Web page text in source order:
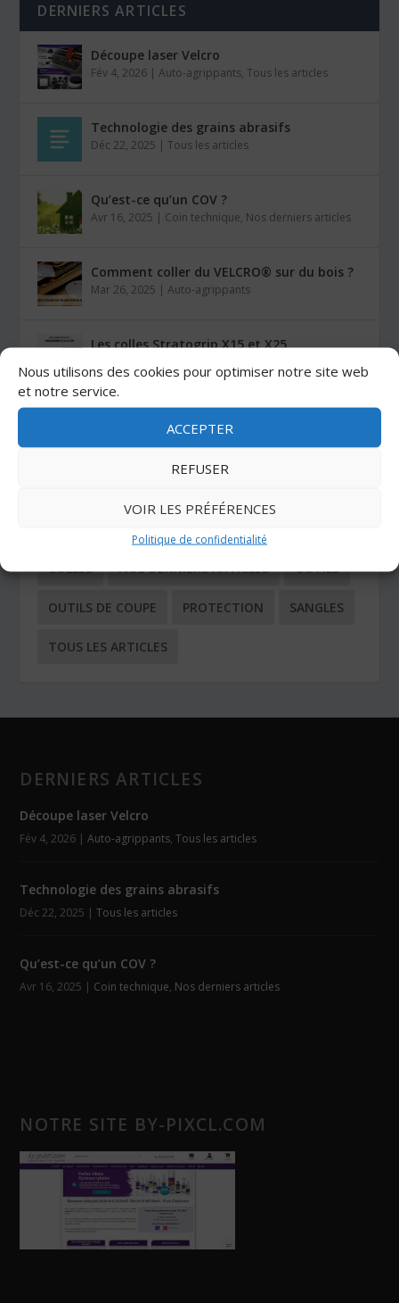
Nous utilisons des cookies pour optimiser notre site web
et notre service.
ACCEPTER
REFUSER
VOIR LES PRÉFÉRENCES
Politique de confidentialité
DERNIERS ARTICLES
Découpe laser Velcro
Fév 4, 2026 |Auto-agrippants,Tous les articles
Technologie des grains abrasifs
Déc 22, 2025 |Tous les articles
Qu’est-ce qu’un COV ?
Avr 16, 2025 | Coin technique, Nos derniers articles
Comment coller du VELCRO® sur du bois ?
Mar 26, 2025 |Auto-agrippants
Les colles Stratogrip X15 et X25
COLLES NOS DERNIERS ARTICLES OUTILS
OUTILS DE COUPE PROTECTION SANGLES
TOUS LES ARTICLES
DERNIERS ARTICLES
Découpe laser Velcro
Fév 4, 2026 |Auto-agrippants,Tous les articles
Technologie des grains abrasifs
Déc 22, 2025 |Tous les articles
Qu’est-ce qu’un COV ?
Avr 16, 2025 | Coin technique, Nos derniers articles
NOTRE SITE BY-PIXCL.COM